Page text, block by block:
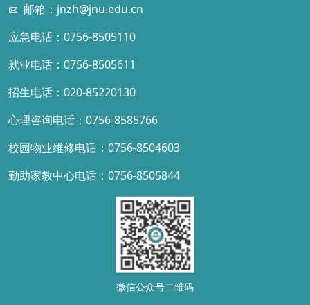
邮箱：jnzh@jnu.edu.cn
应急电话：0756-8505110
就业电话：0756-8505611
招生电话：020-85220130
心理咨询电话：0756-8585766
校园物业维修电话：0756-8504603
勤助家教中心电话：0756-8505844
微信公众号二维码